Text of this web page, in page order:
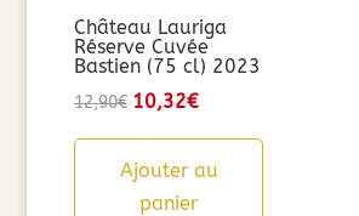
Château Lauriga
Réserve Cuvée
Bastien (75 cl) 2023
12,90€ Le
initial
était :
10,32€Le
actuel
est :
Ajouter au
panier